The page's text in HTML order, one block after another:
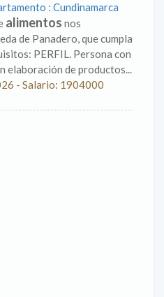
: Cundinamarca
alimentos nos
de Panadero, que cumpla
PERFIL. Persona con
elaboración de productos...
- Salario: 1904000